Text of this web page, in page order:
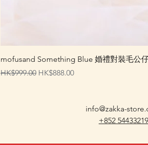
mofusand Something Blue 婚禮對裝毛公
一般價格
HK$999.00 促銷價格
HK$888.00
info@zakka-
+852 54433219